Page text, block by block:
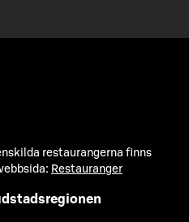
restaurangerna finns
Restauranger